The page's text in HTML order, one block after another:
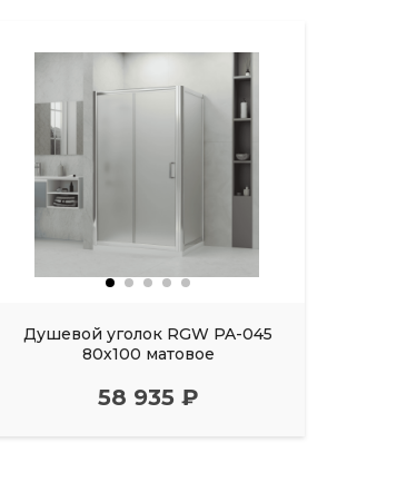
Душевой уголок RGW PA-045
80х100 матовое
58 935 ₽